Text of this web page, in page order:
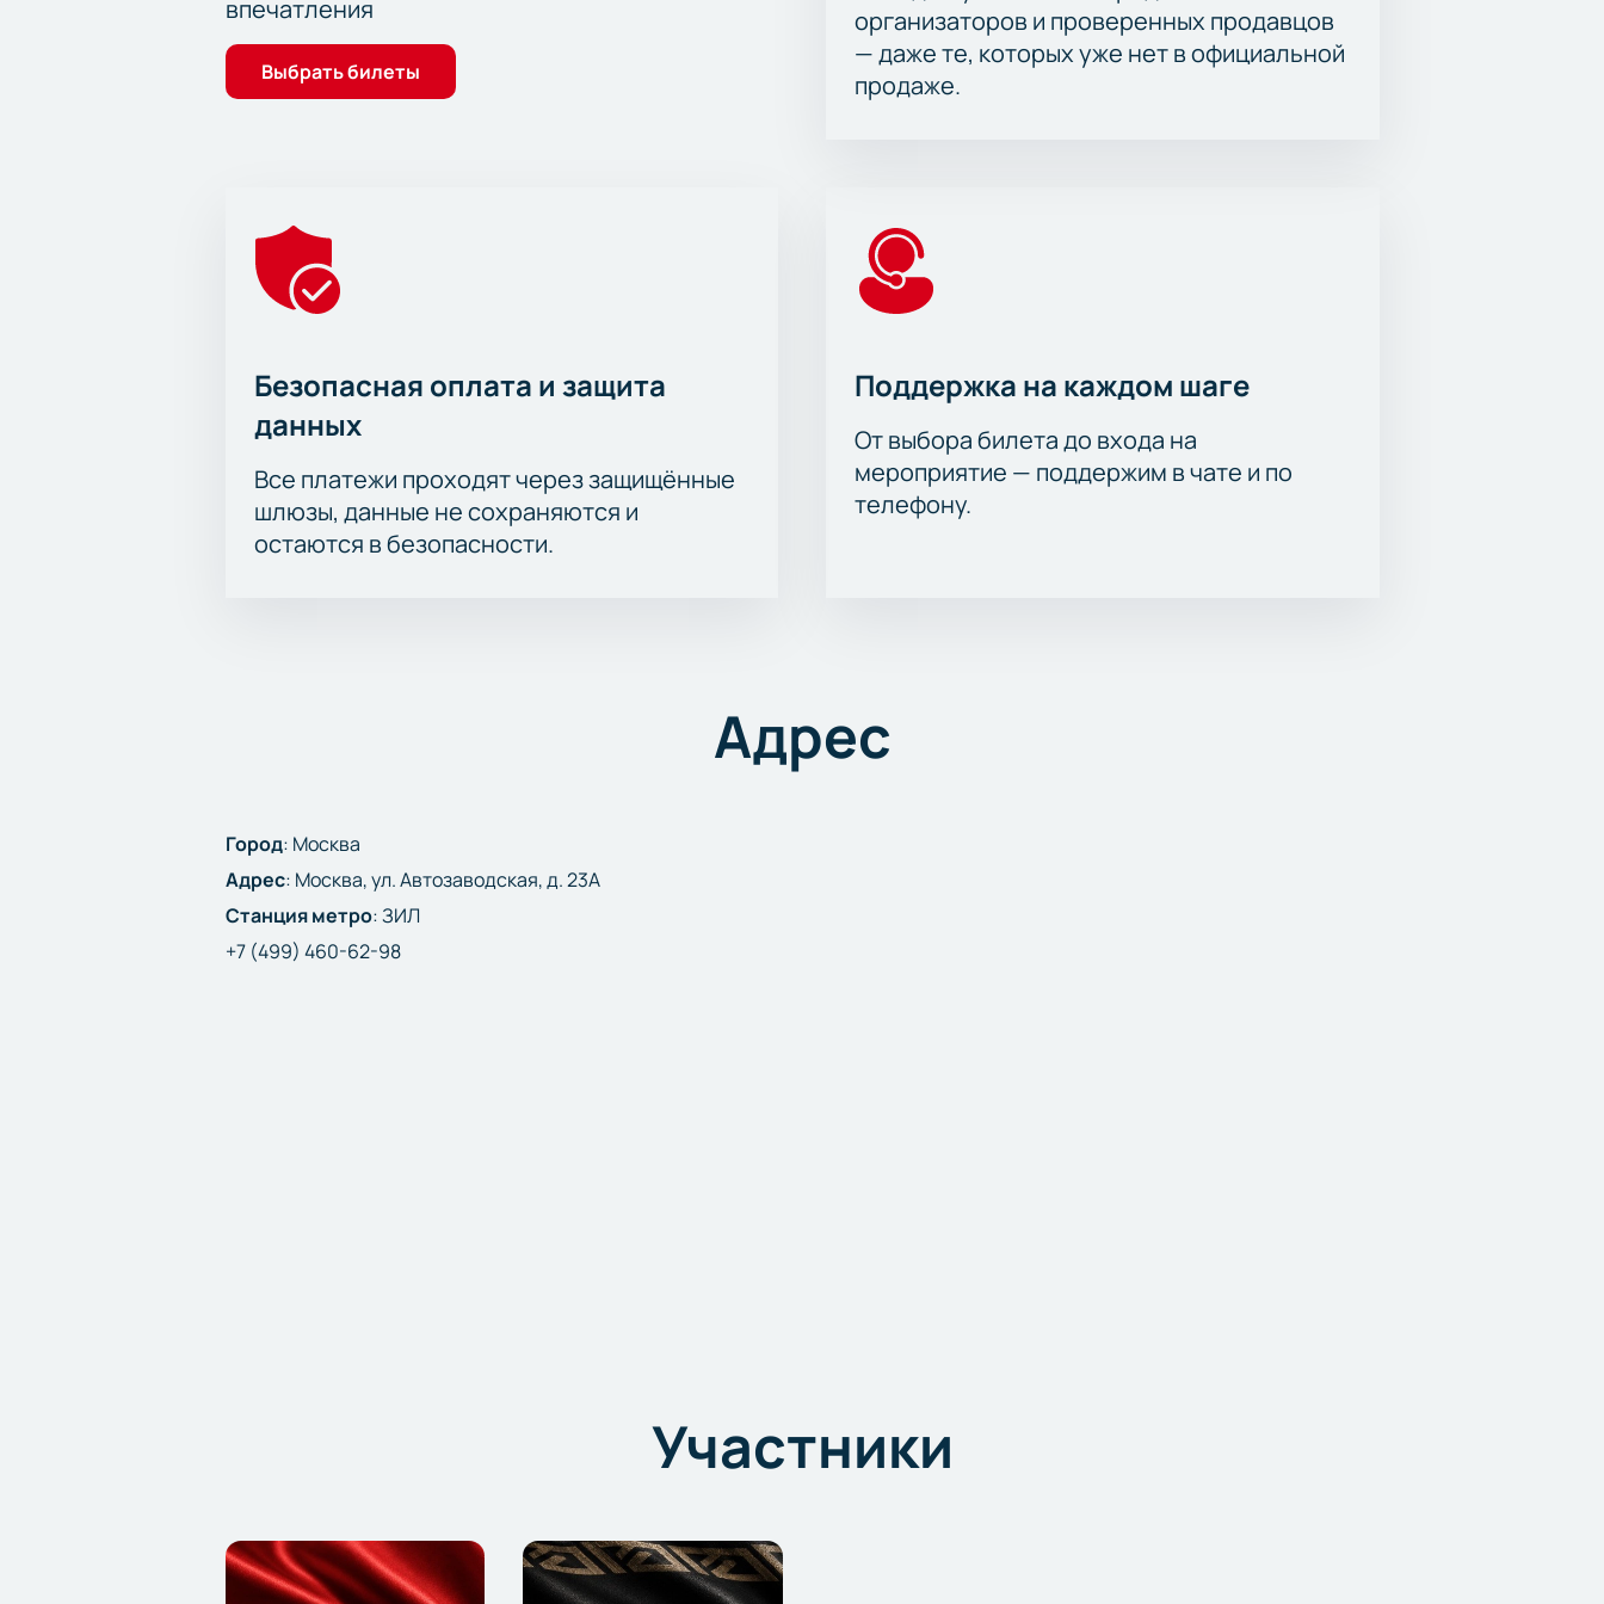
впечатления
Выбрать билеты
организаторов и проверенных продавцов
— даже те, которых уже нет в официальной
продаже.
Безопасная оплата и защита
данных
Все платежи проходят через защищённые
шлюзы, данные не сохраняются и
остаются в безопасности.
Поддержка на каждом шаге
От выбора билета до входа на
мероприятие — поддержим в чате и по
телефону.
Адрес
Город: Москва
Адрес: Москва, ул. Автозаводская, д. 23А
Станция метро:ЗИЛ
+7 (499) 460-62-98
Участники